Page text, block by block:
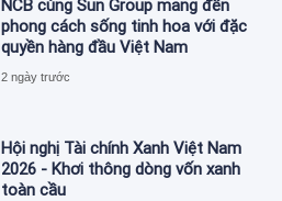
NCB cùng Sun Group mang đến
phong cách sống tinh hoa với đặc
quyền hàng đầu Việt Nam
2 ngày trước
Hội nghị Tài chính Xanh Việt Nam
2026 - Khơi thông dòng vốn xanh
toàn cầu